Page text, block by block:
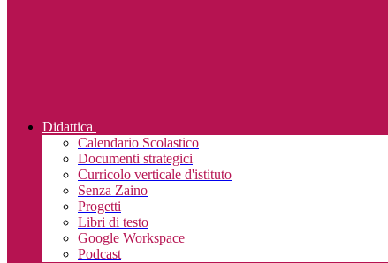
Didattica
Calendario Scolastico
Documenti strategici
Curricolo verticale d'istituto
Senza Zaino
Progetti
Libri di testo
Google Workspace
Podcast